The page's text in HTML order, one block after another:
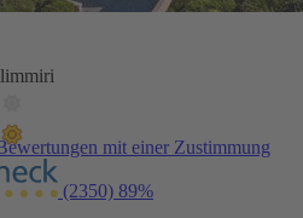
mit einer Zustimmung
(2350) 89%